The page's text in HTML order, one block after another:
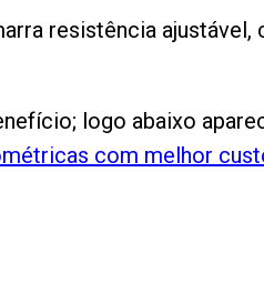
resistência
logo abaixo
com melhor